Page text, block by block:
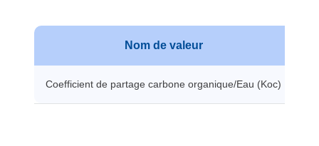
Nom de valeur
Coefficient de partage carbone organique/Eau (Koc)